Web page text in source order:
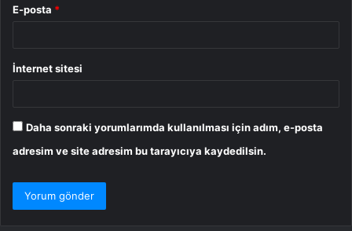
E-posta *
İnternet sitesi
Daha sonraki yorumlarımda kullanılması için adım, e-posta
adresim ve site adresim bu tarayıcıya kaydedilsin.